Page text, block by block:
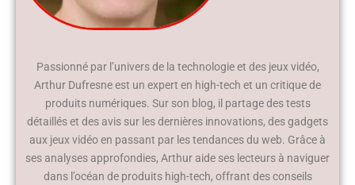
Passionné par l’univers de la technologie et des jeux vidéo,
Arthur Dufresne est un expert en high-tech et un critique de
produits numériques. Sur son blog, il partage des tests
détaillés et des avis sur les dernières innovations, des gadgets
aux jeux vidéo en passant par les tendances du web. Grâce à
ses analyses approfondies, Arthur aide ses lecteurs à naviguer
dans l’océan de produits high-tech, offrant des conseils